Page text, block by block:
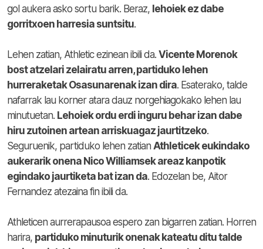
gol aukera asko sortu barik. Beraz, lehoiek ez dabe
gorritxoen harresia suntsitu.
Lehen zatian, Athletic ezinean ibili da. Vicente Morenok
bost atzelari zelairatu arren, partiduko lehen
hurreraketak Osasunarenak izan dira. Esaterako, talde
nafarrak lau korner atara dauz norgehiagokako lehen lau
minutuetan. Lehoiek ordu erdi inguru behar izan dabe
hiru zutoinen artean arriskuagaz jaurtitzeko.
Seguruenik, partiduko lehen zatian Athleticek eukindako
aukerarik onena Nico Williamsek areaz kanpotik
egindako jaurtiketa bat izan da. Edozelan be, Aitor
Fernandez atezaina fin ibili da.
Athleticen aurrerapausoa espero zan bigarren zatian. Horren
harira, partiduko minuturik onenak kateatu ditu talde